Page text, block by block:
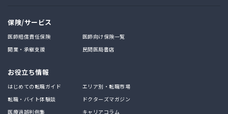
保険/サービス
医師賠償責任保険
医師向け保険一覧
開業・承継支援
民間医局書店
お役立ち情報
はじめての転職ガイド
エリア別・転職市場
転職・バイト体験談
ドクターズマガジン
医療過誤判例集
キャリアコラム